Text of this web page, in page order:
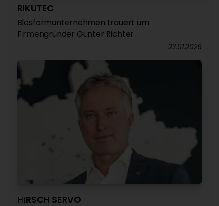
RIKUTEC
Blasformunternehmen trauert um
Firmengründer Günter Richter
23.01.2026
HIRSCH SERVO